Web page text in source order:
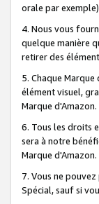
orale par
4. Nous vous
quelque manière
retirer des
5. Chaque
élément visuel,
Marque d'Amazon.
6. Tous les droits
sera à notre
Marque d'Amazon.
7. Vous ne
Spécial, sauf si